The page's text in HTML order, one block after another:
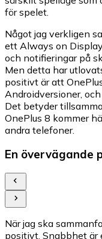
för spelet.
Något jag verkligen
ett Always on
och notifieringar på
Men detta har
positivt är att
Androidversioner,
Det betyder
OnePlus 8 kommer
andra telefoner.
En övervägande
När jag ska
positivt. Snabbhet är